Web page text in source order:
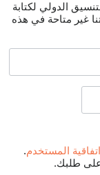
الدولي لكتابة
غير متاحة في هذه
اتفاقية المستخدم.
على طلبك.